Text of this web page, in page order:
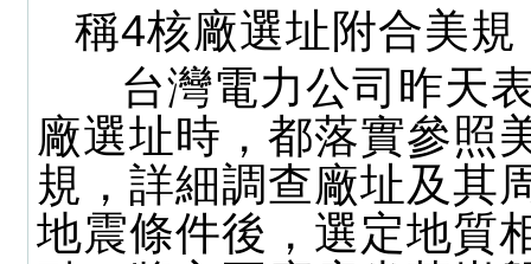
稱4核廠選址附合美規
台灣電力公司昨天
廠選址時，都落實參照
規，詳細調查廠址及其
地震條件後，選定地質